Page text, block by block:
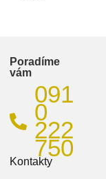
Poradíme
vám
091
0
222
750
Kontakty